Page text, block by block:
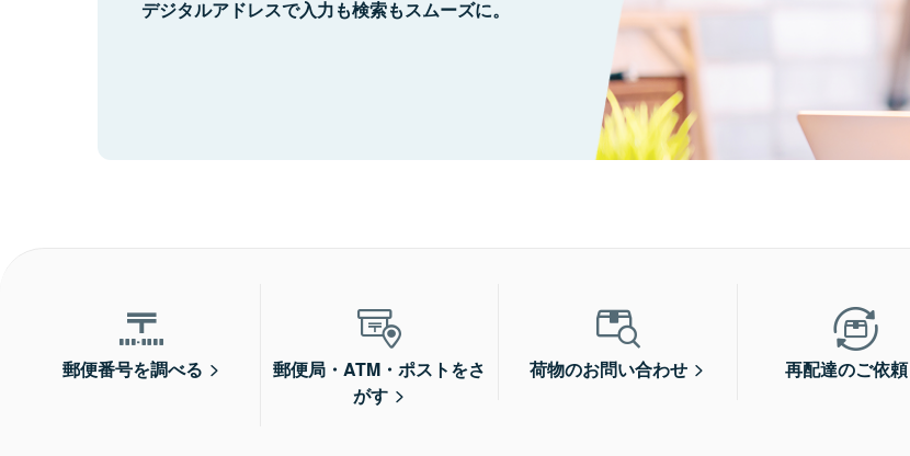
デジタルアドレスで入力も検索もスムーズに。
郵便番号を調べる
郵便局・ATM・ポストをさ
がす
荷物のお問い合わせ 再配達のご依頼